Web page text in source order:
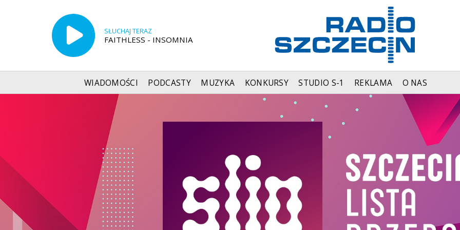
SŁUCHAJ TERAZ
FAITHLESS - INSOMNIA
WIADOMOŚCI PODCASTY MUZYKA KONKURSY STUDIO S-1 REKLAMA O NAS